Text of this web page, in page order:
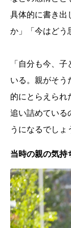
具体的に書き出
か」「今はどう
「自分も今、
いる。親がそう
的にとらえられ
追い詰めている
うになるでしょ
当時の親の気持